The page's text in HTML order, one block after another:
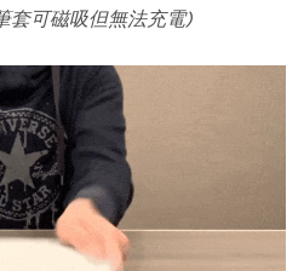
套可磁吸但無法充電)